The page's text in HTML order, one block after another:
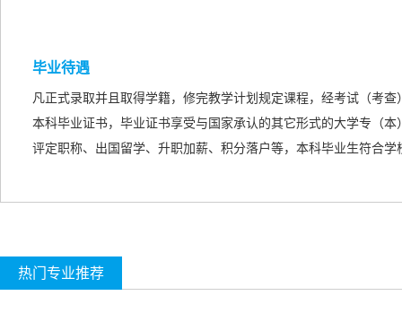
毕业待遇
凡正式录取并且取得学籍，修完教学计划规定课程，经考试（考
本科毕业证书，毕业证书享受与国家承认的其它形式的大学专（本
评定职称、出国留学、升职加薪、积分落户等，本科毕业生符合
热门专业推荐